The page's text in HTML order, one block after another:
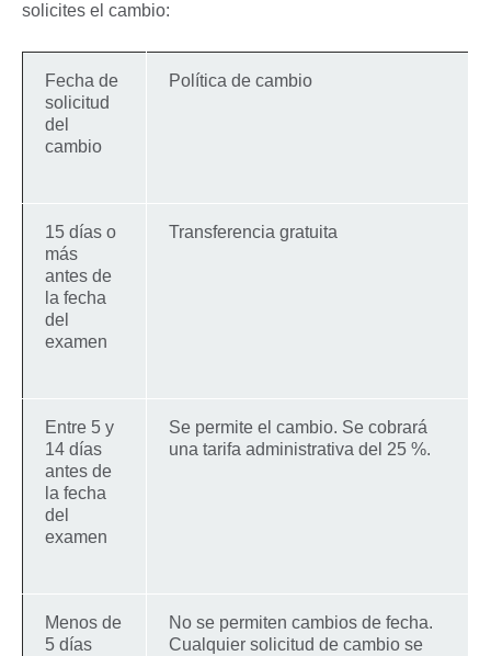
solicites el cambio:
Fecha de
solicitud
del
cambio
Política de cambio
15 días o
más
antes de
la fecha
del
examen
Transferencia gratuita
Entre 5 y
14 días
antes de
la fecha
del
examen
Se permite el cambio. Se cobrará
una tarifa administrativa del 25 %.
Menos de
5 días
No se permiten cambios de fecha.
Cualquier solicitud de cambio se